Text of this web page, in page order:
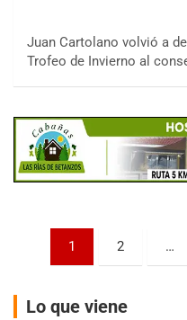
Juan Cartolano volvió a
Trofeo de Invierno al
Paginación
entradas
1 2 …
Lo que viene
IAME SERIES ARGENTINA 6
KDO - F6
Ciudad de Trenque Lauquen
Trenque Lauquen (Buenos Aires)
Villaguay (Entre Ríos)
VICTORIENSE - F7
Victoria (Entre Ríos)